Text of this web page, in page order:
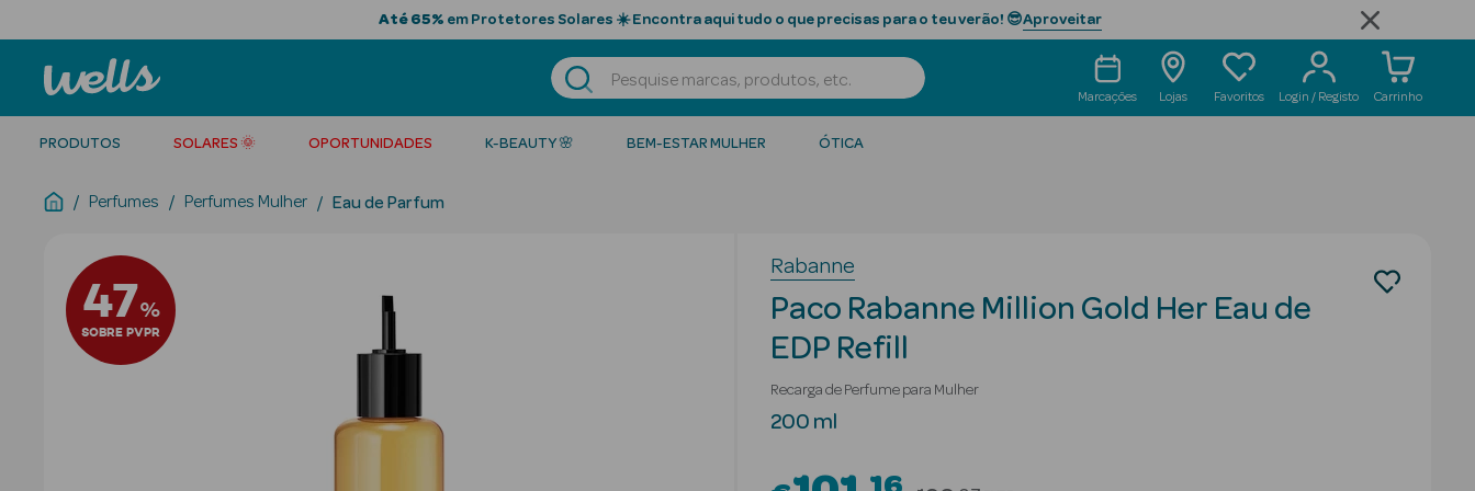
Até 65% em Protetores Solares ☀️ Encontra aqui tudo o que precisas para o teu verão! 😎Aproveitar
Marcações Lojas Favoritos Login / Registo Carrinho
PRODUTOS SOLARES 🌞 OPORTUNIDADES K-BEAUTY 🌸 BEM-ESTAR MULHER ÓTICA
Perfumes Perfumes Mulher Eau de Parfum
47%
SOBRE PVPR
Rabanne
Paco Rabanne Million Gold Her Eau de
EDP Refill
Recarga de Perfume para Mulher
200 ml